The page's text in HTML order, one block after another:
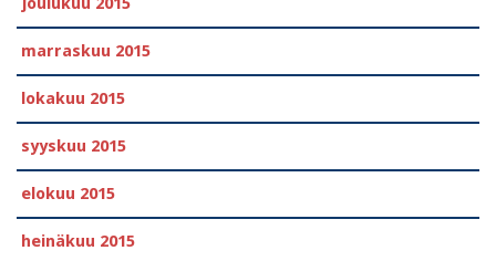
marraskuu 2015
lokakuu 2015
syyskuu 2015
elokuu 2015
heinäkuu 2015